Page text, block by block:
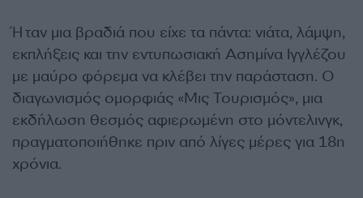
Ήταν μια βραδιά που είχε τα πάντα: νιάτα, λάμψη,
εκπλήξεις και την εντυπωσιακή Ασημίνα Ιγγλέζου
με μαύρο φόρεμα να κλέβει την παράσταση. Ο
διαγωνισμός ομορφιάς «Μις Τουρισμός», μια
εκδήλωση θεσμός αφιερωμένη στο μόντελινγκ,
πραγματοποιήθηκε πριν από λίγες μέρες για 18η
χρόνια.